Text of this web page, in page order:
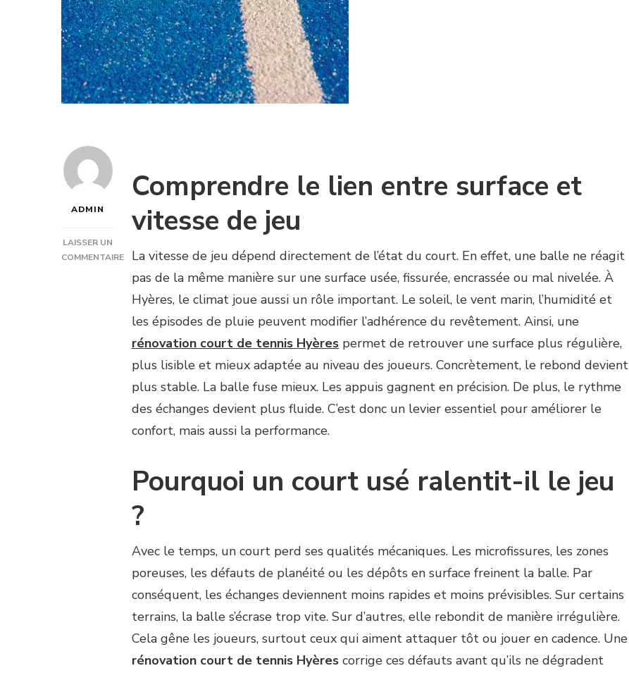
ADMIN
LAISSER UN
COMMENTAIRE
RÉNOVATION
Comprendre le lien entre surface et
vitesse de jeu
La vitesse de jeu dépend directement de l’état du court. En effet, une balle ne réagit
pas de la même manière sur une surface usée, fissurée, encrassée ou mal nivelée. À
Hyères, le climat joue aussi un rôle important. Le soleil, le vent marin, l’humidité et
les épisodes de pluie peuvent modifier l’adhérence du revêtement. Ainsi, une
rénovation court de tennis Hyères permet de retrouver une surface plus régulière,
plus lisible et mieux adaptée au niveau des joueurs. Concrètement, le rebond devient
plus stable. La balle fuse mieux. Les appuis gagnent en précision. De plus, le rythme
des échanges devient plus fluide. C’est donc un levier essentiel pour améliorer le
confort, mais aussi la performance.
Pourquoi un court usé ralentit-il le jeu
?
Avec le temps, un court perd ses qualités mécaniques. Les microfissures, les zones
poreuses, les défauts de planéité ou les dépôts en surface freinent la balle. Par
conséquent, les échanges deviennent moins rapides et moins prévisibles. Sur certains
terrains, la balle s’écrase trop vite. Sur d’autres, elle rebondit de manière irrégulière.
Cela gêne les joueurs, surtout ceux qui aiment attaquer tôt ou jouer en cadence. Une
rénovation court de tennis Hyères corrige ces défauts avant qu’ils ne dégradent